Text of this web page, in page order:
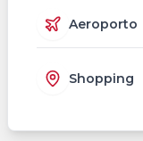
Aeroporto
Shopping